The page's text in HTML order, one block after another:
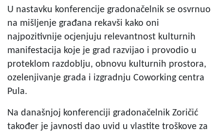
U nastavku konferencije gradonačelnik se osvrnuo
na mišljenje građana rekavši kako oni
najpozitivnije ocjenjuju relevantnost kulturnih
manifestacija koje je grad razvijao i provodio u
proteklom razdoblju, obnovu kulturnih prostora,
ozelenjivanje grada i izgradnju Coworking centra
Pula.
Na današnjoj konferenciji gradonačelnik Zoričić
također je javnosti dao uvid u vlastite troškove za